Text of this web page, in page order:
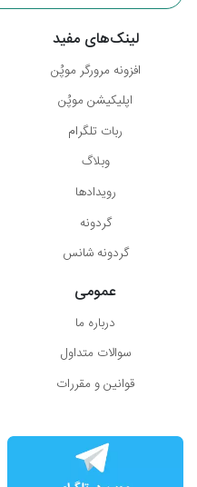
لینک‌های مفید
افزونه مرورگر موپُن
اپلیکیشن موپُن
ربات تلگرام
وبلاگ
رویدادها
گردونه
گردونه شانس
عمومی
درباره ما
سوالات متداول
قوانین و مقررات